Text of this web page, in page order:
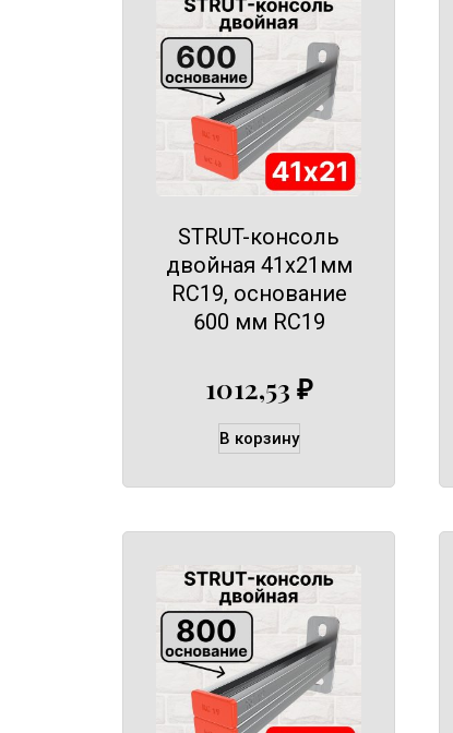
STRUT-консоль
двойная 41х21мм
RC19, основание
600 мм RC19
1012,53 ₽
В корзину